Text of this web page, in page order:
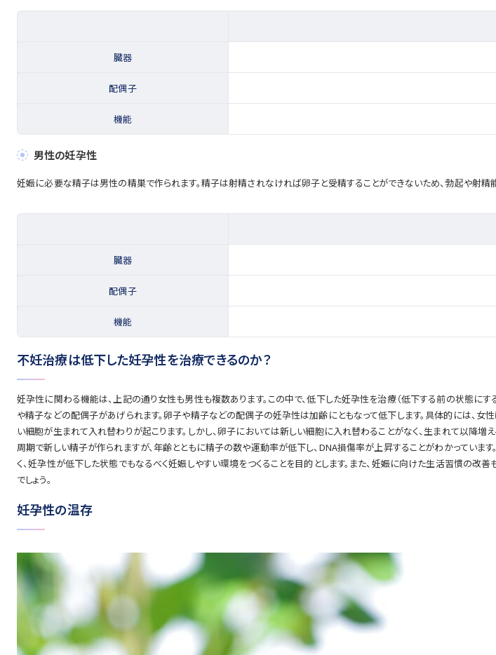
臓器
配偶子
機能
男性の妊孕性
妊娠に必要な精子は男性の精巣で作られます。精子は射精されなければ卵子と受精することができないため、勃起や射精
臓器
配偶子
機能
不妊治療は低下した妊孕性を治療できるのか？
妊孕性に関わる機能は、上記の通り女性も男性も複数あります。この中で、低下した妊孕性を治療（低下する前の状態に
や精子などの配偶子があげられます。卵子や精子などの配偶子の妊孕性は加齢にともなって低下します。具体的には、
い細胞が生まれて入れ替わりが起こります。しかし、卵子においては新しい細胞に入れ替わることがなく、生まれて以降増
周期で新しい精子が作られますが、年齢とともに精子の数や運動率が低下し、DNA損傷率が上昇することがわかってい
く、妊孕性が低下した状態でもなるべく妊娠しやすい環境をつくることを目的とします。また、妊娠に向けた生活習慣の
でしょう。
妊孕性の温存